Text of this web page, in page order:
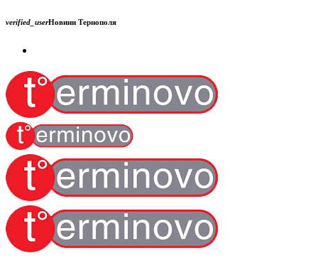
verified_userНовини Тернополя